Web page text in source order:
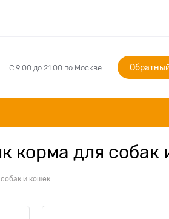
С 9:00 до 21:00 по Москве
корма для собак
и кошек